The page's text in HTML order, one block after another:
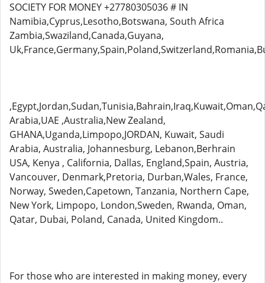
SOCIETY FOR MONEY +27780305036 # IN
Namibia,Cyprus,Lesotho,Botswana, South Africa
Zambia,Swaziland,Canada,Guyana,
Arabia,UAE ,Australia,New Zealand,
GHANA,Uganda,Limpopo,JORDAN, Kuwait, Saudi
Arabia, Australia, Johannesburg, Lebanon,Berhrain
USA, Kenya , California, Dallas, England,Spain, Austria,
Vancouver, Denmark,Pretoria, Durban,Wales, France,
Norway, Sweden,Capetown, Tanzania, Northern Cape,
New York, Limpopo, London,Sweden, Rwanda, Oman,
Qatar, Dubai, Poland, Canada, United Kingdom..
For those who are interested in making money, every